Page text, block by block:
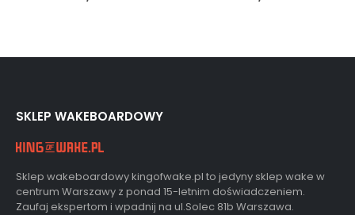
SKLEP WAKEBOARDOWY
Sklep wakeboardowy kingofwake.pl to jedyny sklep wake w
centrum Warszawy z ponad 15-letnim doświadczeniem.
Zaufaj ekspertom i wpadnij na ul.Solec 81b Warszawa.